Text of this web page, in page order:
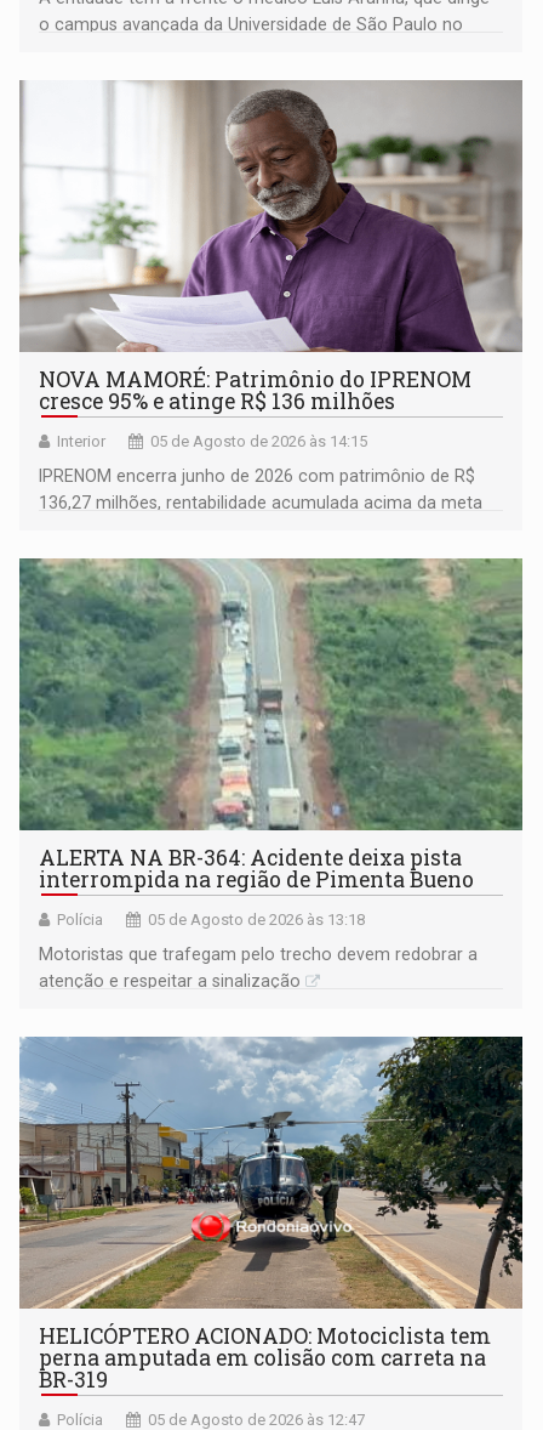
o campus avançada da Universidade de São Paulo no
NOVA MAMORÉ: Patrimônio do IPRENOM
cresce 95% e atinge R$ 136 milhões
Interior 05 de Agosto de 2026 às 14:15
IPRENOM encerra junho de 2026 com patrimônio de R$
136,27 milhões, rentabilidade acumulada acima da meta
ALERTA NA BR-364: Acidente deixa pista
interrompida na região de Pimenta Bueno
Polícia 05 de Agosto de 2026 às 13:18
​Motoristas que trafegam pelo trecho devem redobrar a
atenção e respeitar a sinalização
HELICÓPTERO ACIONADO: Motociclista tem
perna amputada em colisão com carreta na
BR-319
Polícia 05 de Agosto de 2026 às 12:47